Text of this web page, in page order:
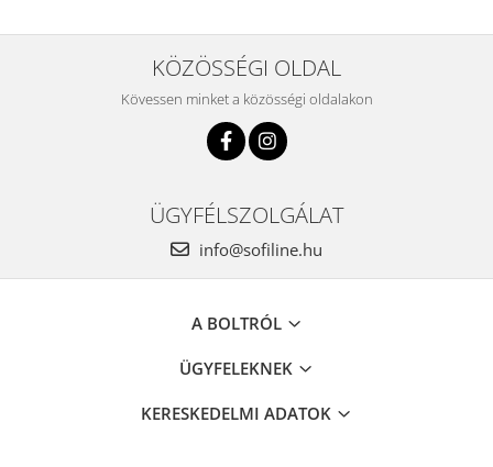
KÖZÖSSÉGI OLDAL
Kövessen minket a közösségi oldalakon
ÜGYFÉLSZOLGÁLAT
info@sofiline.hu
A BOLTRÓL
ÜGYFELEKNEK
KERESKEDELMI ADATOK